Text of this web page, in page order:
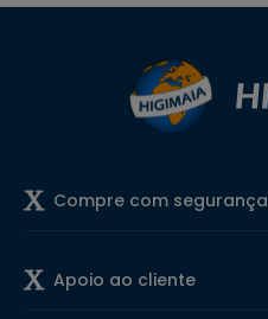
Compre com segurança
Apoio ao cliente